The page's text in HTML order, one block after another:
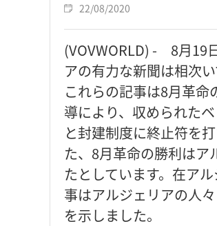
22/08/2020
(VOVWORLD) - 8月19
アの有力な新聞は相次
これらの記事は8月革
導により、収められた
と封建制度に終止符を
た、8月革命の勝利は
たとしています。在ア
事はアルジェリアの人
を示しました。